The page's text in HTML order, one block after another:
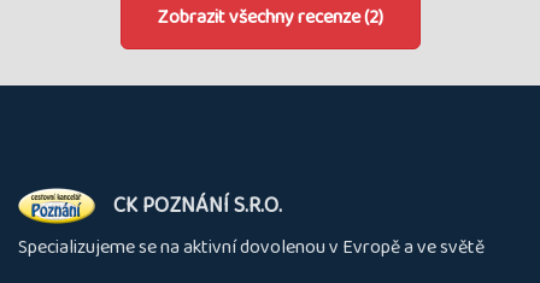
Zobrazit všechny recenze (2)
O
nás
CK POZNÁNÍ S.R.O.
Specializujeme se na aktivní dovolenou v Evropě a ve světě